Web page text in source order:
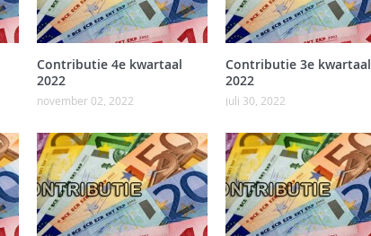
Contributie 4e kwartaal
2022
november 02, 2022
Contributie 3e kwartaal
2022
juli 30, 2022